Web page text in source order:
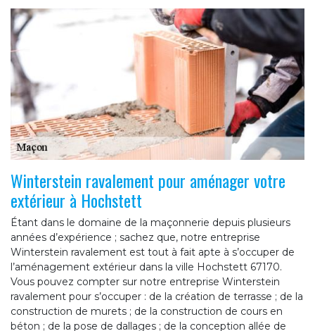
Winterstein ravalement pour aménager votre
extérieur à Hochstett
Étant dans le domaine de la maçonnerie depuis plusieurs
années d’expérience ; sachez que, notre entreprise
Winterstein ravalement est tout à fait apte à s’occuper de
l’aménagement extérieur dans la ville Hochstett 67170.
Vous pouvez compter sur notre entreprise Winterstein
ravalement pour s’occuper : de la création de terrasse ; de la
construction de murets ; de la construction de cours en
béton ; de la pose de dallages ; de la conception allée de